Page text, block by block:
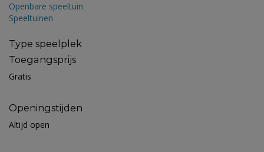
Openbare speeltuin
Speeltuinen
Type speelplek
Toegangsprijs
Gratis
Openingstijden
Altijd open